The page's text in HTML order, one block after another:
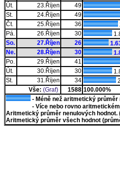
Út.
23.Říjen 49
St.
24.Říjen 49
Čt.
25.Říjen 36
Pá.
26.Říjen 30
So.
27.Říjen 26
Ne.
28.Říjen 30
Po.
29.Říjen 41
Út.
30.Říjen 30
St.
31.Říjen 34
Vše: (Graf) 1588 100.000%
- Méně než aritmetický průměr
- Více nebo rovno
Aritmetický průměr nenulových hodnot.
Aritmetický průměr všech hodnot